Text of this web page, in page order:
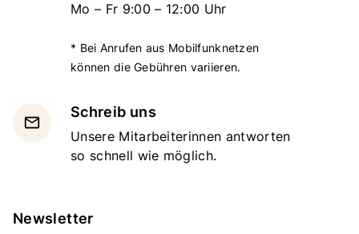
Mo – Fr 9:00 – 12:00 Uhr
* Bei Anrufen aus Mobilfunknetzen
können die Gebühren variieren.
email
Schreib uns
Unsere Mitarbeiterinnen antworten
so schnell wie möglich.
Newsletter